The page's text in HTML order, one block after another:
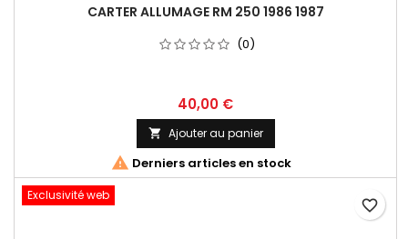
CARTER ALLUMAGE RM 250 1986 1987
(0)
40,00 €
 Ajouter au panier
 Derniers articles en stock
Exclusivité web
favorite_border